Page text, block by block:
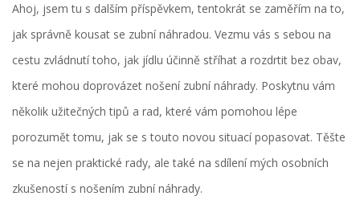
Ahoj, jsem tu s dalším příspěvkem, tentokrát se zaměřím na to,
jak správně kousat se zubní náhradou. Vezmu vás s sebou na
cestu zvládnutí toho, jak jídlu účinně stříhat a rozdrtit bez obav,
které mohou doprovázet nošení zubní náhrady. Poskytnu vám
několik užitečných tipů a rad, které vám pomohou lépe
porozumět tomu, jak se s touto novou situací popasovat. Těšte
se na nejen praktické rady, ale také na sdílení mých osobních
zkušeností s nošením zubní náhrady.